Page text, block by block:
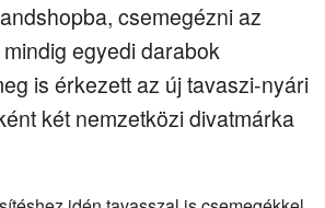
csemegézni az
egyedi darabok
is érkezett az új tavaszi-nyári
két nemzetközi divatmárka